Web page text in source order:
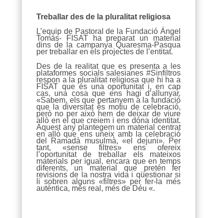
Treballar des de la pluralitat religiosa
L’equip de Pastoral de la Fundació Ángel
Tomás- FISAT ha preparat un material
dins de la campanya Quaresma-Pasqua
per treballar en els projectes de l’entitat.
Des de la realitat que es presenta a les
plataformes socials salesianes #Sinfiltros
respon a la pluralitat religiosa que hi ha a
FISAT que és una oportunitat i, en cap
cas, una cosa que ens hagi d’allunyar.
«Sabem, els que pertanyem a la fundació
que la diversitat és motiu de celebració,
però no per això hem de deixar de viure
allò en el que creiem i ens dóna identitat.
Aquest any plantegem un material centrat
en allò que ens uneix amb la celebració
del Ramadà musulmà, «el dejuni». Per
tant, «sense filtres» ens ofereix
l’oportunitat de treballar els mateixos
materials per igual, encara que en temps
diferents, un material que pretén fer
revisions de la nostra vida i qüestionar si
li sobren alguns «filtres» per fer-la més
autèntica, més real, més de Déu «.